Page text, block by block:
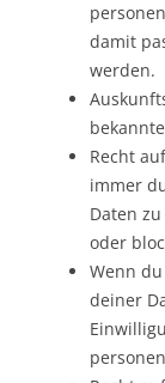
damit
werden.
Recht
immer
Daten
oder
Wenn
deiner